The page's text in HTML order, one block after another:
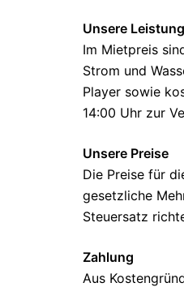
Unsere
Im Mietpreis
Strom und
Player sowie
14:00 Uhr zur
Unsere Preise
Die Preise für
gesetzliche
Steuersatz
Zahlung
Aus